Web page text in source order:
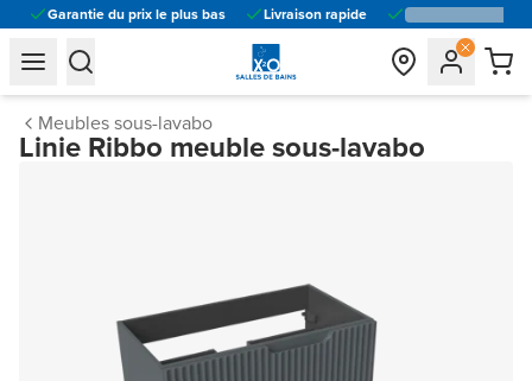
Garantie du prix le plus bas Livraison rapide
general.navigation.toggle_menu.label
general.navigation.toggle_menu.label
Meubles sous-lavabo
Linie Ribbo meuble sous-lavabo